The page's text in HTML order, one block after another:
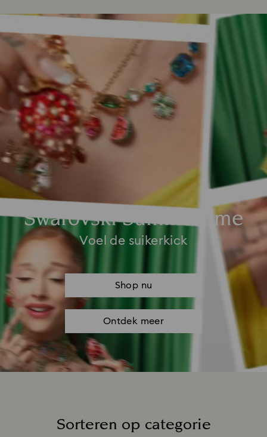
Swarovski Summertime
Voel de suikerkick
Shop nu
Ontdek meer
Sorteren op categorie